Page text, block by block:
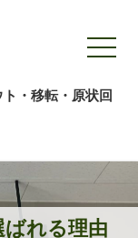
・移転・原状回
れる理由